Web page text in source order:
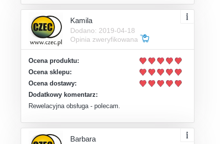
Kamila
Dodano: 2019-04-18
Opinia zweryfikowana
Ocena produktu:
Ocena sklepu:
Ocena dostawy:
Dodatkowy komentarz:
Rewelacyjna obsługa - polecam.
Barbara